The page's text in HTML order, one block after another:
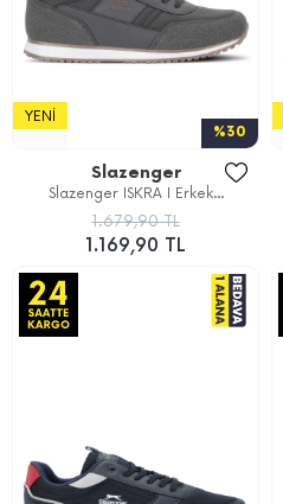
%30
YENI
Slazenger
Slazenger ISKRA I Erkek...
1.679,90 TL
1.169,90 TL